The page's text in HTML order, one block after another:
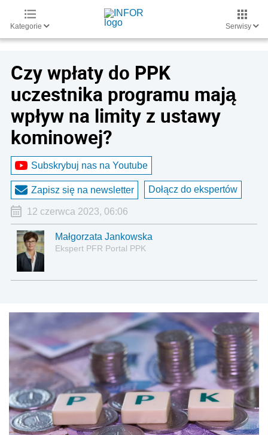
Kategorie Serwisy
Czy wpłaty do PPK
uczestnika programu mają
wpływ na limity z ustawy
kominowej?
Subskrybuj nas na Youtube
Zapisz się na newsletter Dołącz do ekspertów
12 czerwca 2023, 06:06
Małgorzata Jankowska
Ekspert PFR Portal PPK